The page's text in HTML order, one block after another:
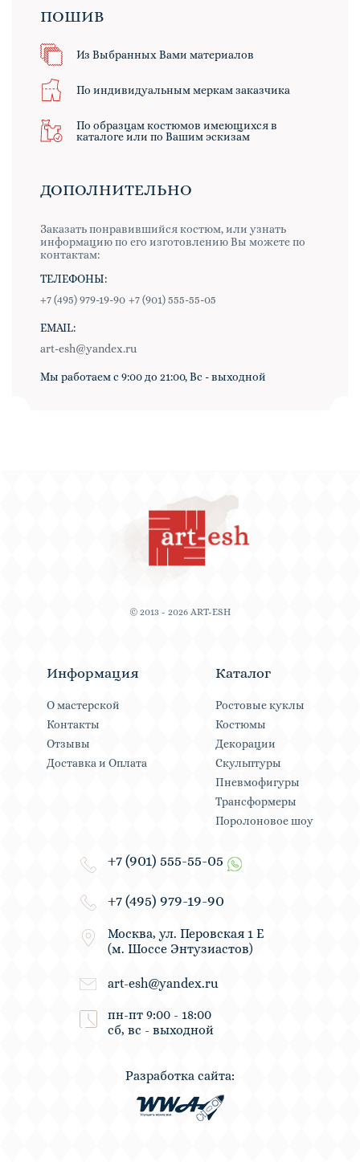
ПОШИВ
Из Выбранных Вами материалов
По индивидуальным меркам заказчика
По образцам костюмов имеющихся в
каталоге или по Вашим эскизам
ДОПОЛНИТЕЛЬНО
Заказать понравившийся костюм, или узнать
информацию по его изготовлению Вы можете по
контактам:
ТЕЛЕФОНЫ:
+7 (495) 979-19-90 +7 (901) 555-55-05
EMAIL:
art-esh@yandex.ru
Мы работаем с 9:00 до 21:00, Вс - выходной
© 2013 - 2026 ART-ESH
Информация
О мастерской
Контакты
Отзывы
Доставка и Оплата
Каталог
Ростовые куклы
Костюмы
Декорации
Скульптуры
Пневмофигуры
Трансформеры
Поролоновое шоу
+7 (901) 555-55-05
+7 (495) 979-19-90
Москва, ул. Перовская 1 Е
(м. Шоссе Энтузиастов)
art-esh@yandex.ru
пн-пт 9:00 - 18:00
сб, вс - выходной
Разработка сайта: